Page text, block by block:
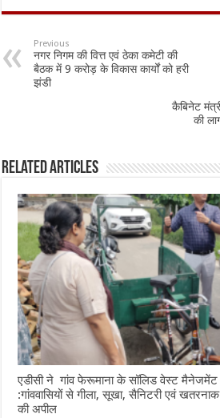
e
b
o
o
at
sA
p
ai ar
e
Previous
नगर निगम की वित्त एवं ठेका कमेटी की
बैठक में 9 करोड़ के विकास कार्यों को हरी
झंडी
कैबिनेट
की
Related Articles
एडीसी ने गांव फेरूमाना के सॉलिड वेस्ट मैनेजमेंट
:गांववासियों से गीला, सूखा, सैनिटरी एवं
की अपील